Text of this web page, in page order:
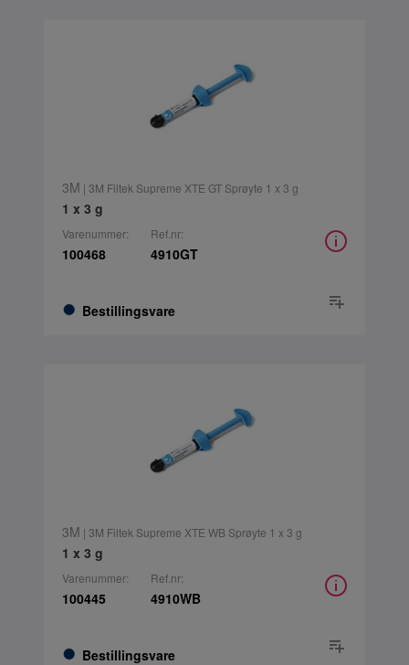
3M | 3M Filtek Supreme XTE GT Sprøyte 1 x 3 g
1 x 3 g
Varenummer:
100468
Bestillingsvare
Ref.nr:
4910GT
3M | 3M Filtek Supreme XTE WB Sprøyte 1 x 3 g
1 x 3 g
Varenummer:
100445
Bestillingsvare
Ref.nr:
4910WB